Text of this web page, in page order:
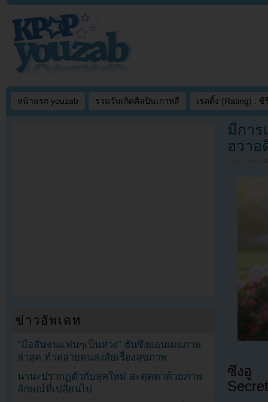
หน้าแรก youzab รวมวันเกิดศิลปินเกาหลี เรตติ้ง (Rating) : ซี
มีการ
ฮวาอ
ซึงอู
Secret
ข่าวอัพเดท
“มือสั่นจนแฟนๆเป็นห่วง” ฮันซึงยอนเผยภาพ
ล่าสุด ทำหลายคนสงสัยเรื่องสุขภาพ
นานะปรากฏตัวกับลุคใหม่ สะดุดตาด้วยภาพ
ลักษณ์ที่เปลี่ยนไป